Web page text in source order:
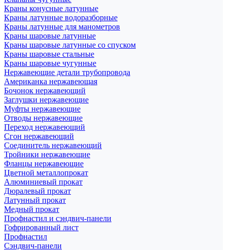
Краны конусные латунные
Краны латунные водоразборные
Краны латунные для манометров
Краны шаровые латунные
Краны шаровые латунные со спуском
Краны шаровые стальные
Краны шаровые чугунные
Нержавеющие детали трубопровода
Американка нержавеющая
Бочонок нержавеющий
Заглушки нержавеющие
Муфты нержавеющие
Отводы нержавеющие
Переход нержавеющий
Сгон нержавеющий
Соединитель нержавеющий
Тройники нержавеющие
Фланцы нержавеющие
Цветной металлопрокат
Алюминиевый прокат
Дюралевый прокат
Латунный прокат
Медный прокат
Профнастил и сэндвич-панели
Гофрированный лист
Профнастил
Сэндвич-панели